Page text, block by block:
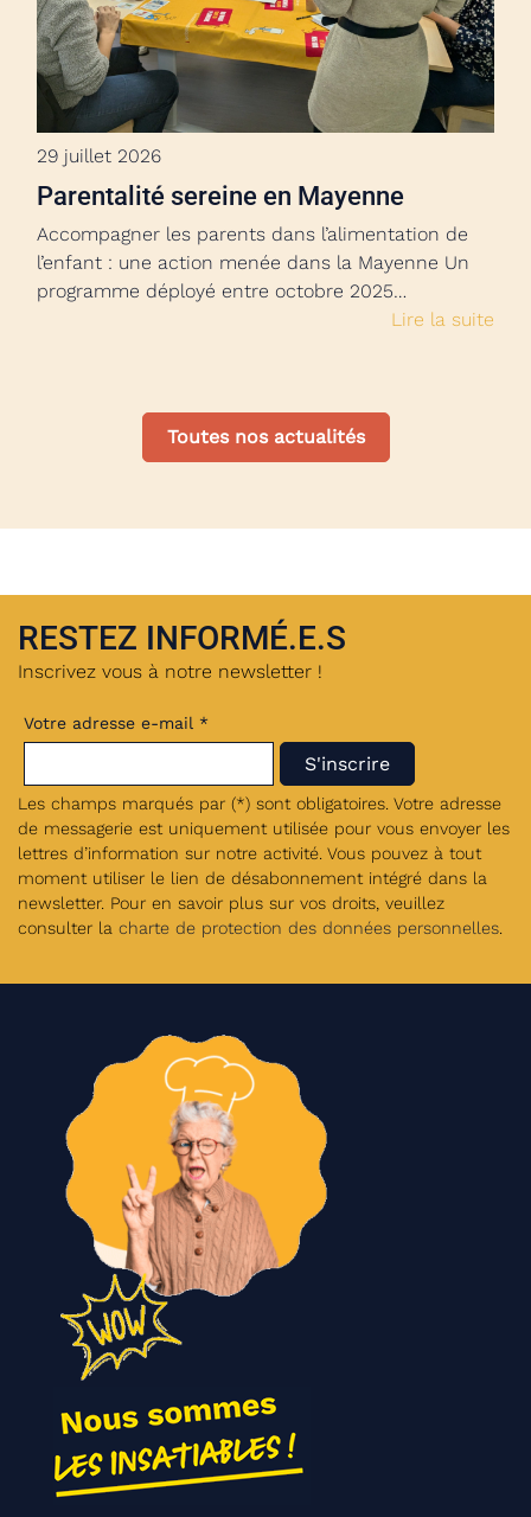
29 juillet 2026
Parentalité sereine en Mayenne
Accompagner les parents dans l’alimentation de
l’enfant : une action menée dans la Mayenne Un
programme déployé entre octobre 2025…
Lire la suite
Toutes nos actualités
RESTEZ INFORMÉ.E.S
Inscrivez vous à notre newsletter !
Votre adresse e-mail *
Les champs marqués par (*) sont obligatoires. Votre adresse
de messagerie est uniquement utilisée pour vous envoyer les
lettres d’information sur notre activité. Vous pouvez à tout
moment utiliser le lien de désabonnement intégré dans la
newsletter. Pour en savoir plus sur vos droits, veuillez
consulter la charte de protection des données personnelles